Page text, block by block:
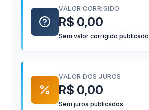
VALOR CORRIGIDO
R$ 0,00
Sem valor corrigido publicado
VALOR DOS JUROS
R$ 0,00
Sem juros publicados